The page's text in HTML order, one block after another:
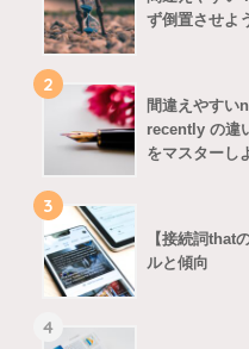
ず倒置させよ
2
間違えやす
recently の違
をマスターし
3
【接続詞that
ルと傾向
4